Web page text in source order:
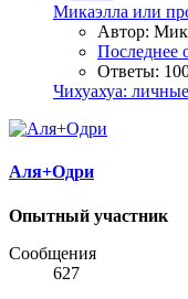
Микаэлла или
Автор:
Последнее
Ответы:
Чихуахуа:
Аля+Одри
Опытный участник
Сообщения
627